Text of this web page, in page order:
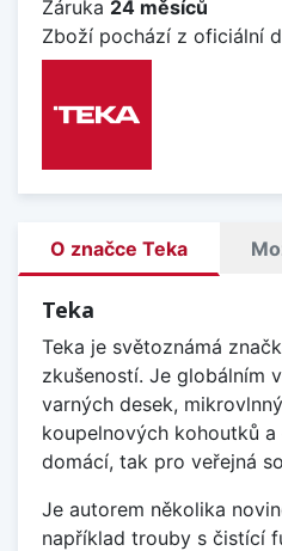
Záruka 24 měsíců
Zboží pochází z oficiální
O značce Teka
Teka
Teka je světoznámá
zkušeností. Je globálním
varných desek,
koupelnových kohoutků
domácí, tak pro veřejná
Je autorem několika
například trouby s čistící